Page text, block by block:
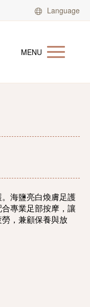
Language
MENU
海鹽亮白煥膚足護
專業足部按摩，讓
，兼顧保養與放